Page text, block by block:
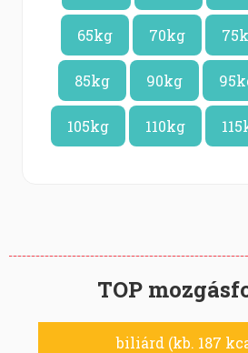
65kg 70kg
85kg 90kg
105kg 110kg
TOP
biliárd (kb. 187